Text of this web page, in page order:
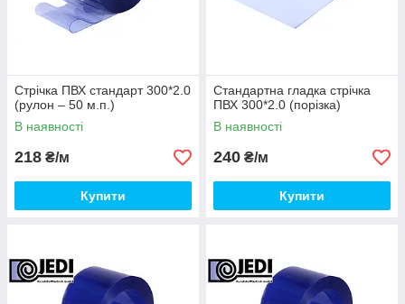
Стрічка ПВХ стандарт 300*2.0
(рулон – 50 м.п.)
В наявності
218 ₴/м
Купити
Стандартна гладка стрічка
ПВХ 300*2.0 (порізка)
В наявності
240 ₴/м
Купити